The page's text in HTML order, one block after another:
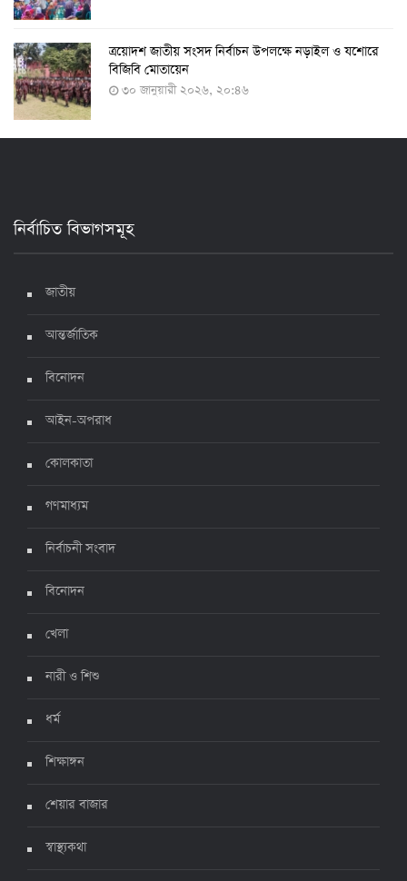
মঙ্গলবার ৭৫ লাখ মানুষ দ্বিতীয়-তৃতীয় ডোজ টিকা পাবেন
১৮ জুলাই ২০২২, ১৮:৫০
ঊর্ধ্বগতিতে সংক্রমণ, স্বাস্থ্যবিধিতে উদাসীনতা
ত্রয়োদশ জাতীয় সংসদ নির্বাচন উপলক্ষে নড়াইল ও যশোরে
বিজিবি মোতায়েন
৩০ জানুয়ারী ২০২৬, ২০:৪৬
নির্বাচিত বিভাগসমূহ
জাতীয়
আন্তর্জাতিক
বিনোদন
আইন-অপরাধ
কোলকাতা
গণমাধ্যম
নির্বাচনী সংবাদ
বিনোদন
খেলা
নারী ও শিশু
ধর্ম
শিক্ষাঙ্গন
শেয়ার বাজার
স্বাস্থ্যকথা